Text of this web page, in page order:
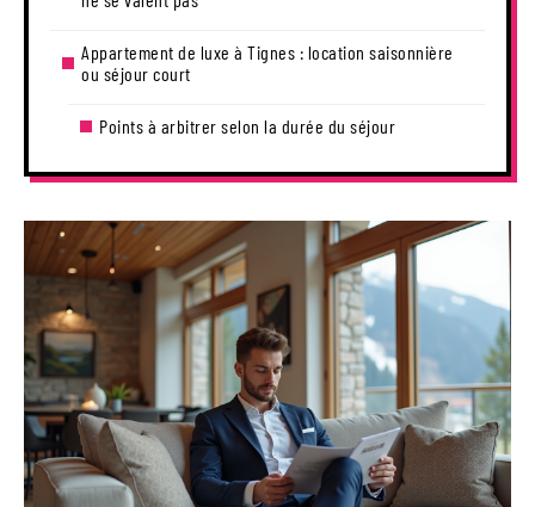
Appartement de luxe à Tignes : location saisonnière
ou séjour court
Points à arbitrer selon la durée du séjour